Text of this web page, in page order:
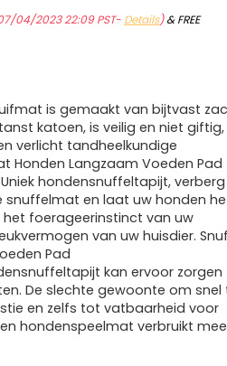
04/2023 22:09 PST- Details)&FREE
is gemaakt van bijtvast
katoen, is veilig en niet giftig,
verlicht tandheelkundige
Honden Langzaam Voeden Pad
hondensnuffeltapijt,
snuffelmat en laat uw honden
foerageerinstinct van uw
van uw huisdier.
Pad
kan ervoor zorgen
De slechte gewoonte om snel
en zelfs tot vatbaarheid voor
hondenspeelmat verbruikt